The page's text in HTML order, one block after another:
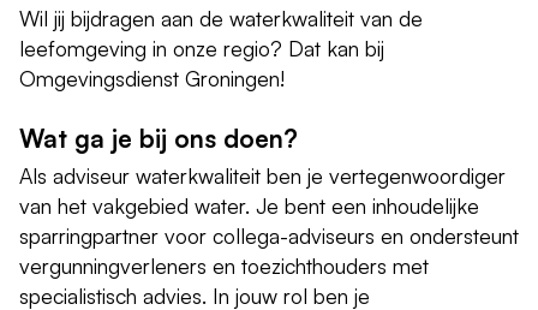
Wil jij bijdragen aan de waterkwaliteit van de
leefomgeving in onze regio? Dat kan bij
Omgevingsdienst Groningen!
Wat ga je bij ons doen?
Als adviseur waterkwaliteit ben je vertegenwoordiger
van het vakgebied water. Je bent een inhoudelijke
sparringpartner voor collega-adviseurs en ondersteunt
vergunningverleners en toezichthouders met
specialistisch advies. In jouw rol ben je